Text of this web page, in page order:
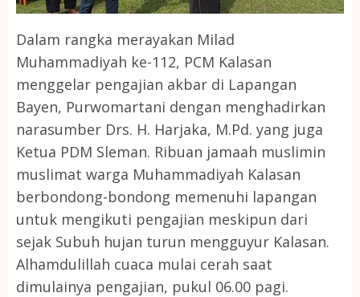
Dalam rangka merayakan Milad
Muhammadiyah ke-112, PCM Kalasan
menggelar pengajian akbar di Lapangan
Bayen, Purwomartani dengan menghadirkan
narasumber Drs. H. Harjaka, M.Pd. yang juga
Ketua PDM Sleman. Ribuan jamaah muslimin
muslimat warga Muhammadiyah Kalasan
berbondong-bondong memenuhi lapangan
untuk mengikuti pengajian meskipun dari
sejak Subuh hujan turun mengguyur Kalasan.
Alhamdulillah cuaca mulai cerah saat
dimulainya pengajian, pukul 06.00 pagi.